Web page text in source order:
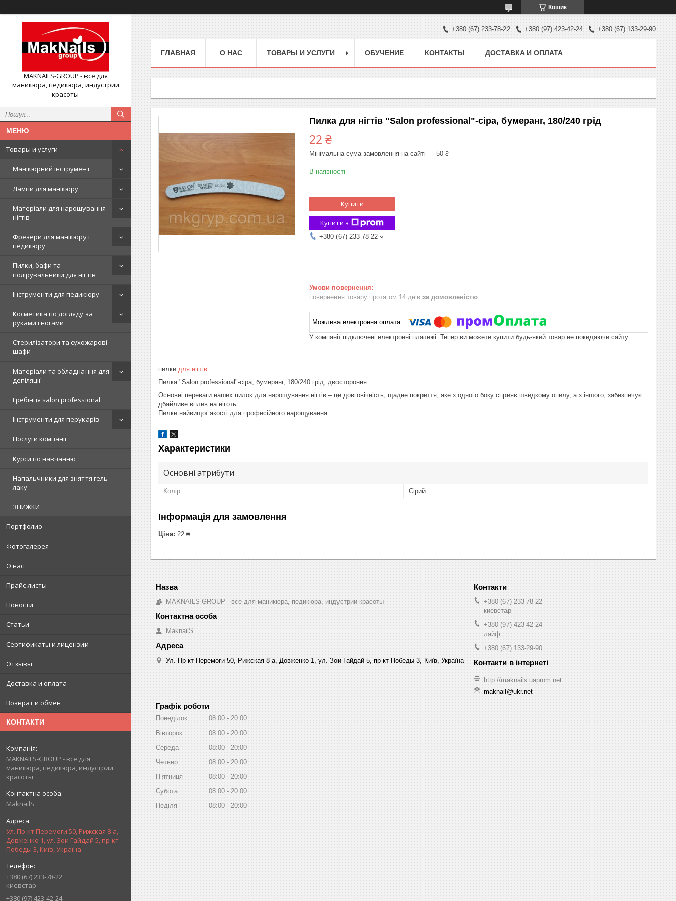
Кошик
MAKNAILS-GROUP - все для
маникюра, педикюра, индустрии
красоты
Товары и услуги
Манікюрний інструмент
Лампи для манікюру
Матеріали для нарощування
нігтів
Фрезери для манікюру і
педикюру
Пилки, бафи та
полірувальники для нігтів
Інструменти для педикюру
Косметика по догляду за
руками і ногами
Стерилізатори та сухожарові
шафи
Матеріали та обладнання для
депіляції
Гребінця salon professional
Інструменти для перукарів
Послуги компанії
Курси по навчанню
Напальчники для зняття гель
лаку
ЗНИЖКИ
Портфолио
Фотогалерея
О нас
Прайс-листы
Новости
Статьи
Сертификаты и лицензии
Отзывы
Доставка и оплата
Возврат и обмен
КОНТАКТИ
MAKNAILS-GROUP - все для
маникюра, педикюра, индустрии
красоты
MaknailS
Ул. Пр-кт Перемоги 50, Рижская 8-а,
Довженко 1, ул. Зои Гайдай 5, пр-кт
Победы 3, Київ, Україна
+380 (67) 233-78-22
киевстар
+380 (97) 423-42-24
+380 (67) 233-78-22 +380 (97) 423-42-24 +380 (67) 133-29-90
ГЛАВНАЯ О НАС ТОВАРЫ И УСЛУГИ ОБУЧЕНИЕ КОНТАКТЫ ДОСТАВКА И ОПЛАТА
Пилка для нігтів "Salon professional"-сіра, бумеранг, 180/240 грід
22 ₴
Мінімальна сума замовлення на сайті — 50 ₴
В наявності
Купити
Купити з
+380 (67) 233-78-22
повернення товару протягом 14 днів за домовленістю
У компанії підключені електронні платежі. Тепер ви можете купити будь-який товар не покидаючи сайту.
пилки для нігтів
Пилка "Salon professional"-сіра, бумеранг, 180/240 грід, двостороння
Основні переваги наших пилок для нарощування нігтів – це довговічність, щадне покриття, яке з одного боку сприяє швидкому опилу, а з іншого, забезпечує
дбайливе вплив на ніготь.
Пилки найвищої якості для професійного нарощування.
Характеристики
Основні атрибути
Колір Сірий
Інформація для замовлення
Ціна: 22 ₴
MAKNAILS-GROUP - все для маникюра, педикюра, индустрии красоты
MaknailS
Ул. Пр-кт Перемоги 50, Рижская 8-а, Довженко 1, ул. Зои Гайдай 5, пр-кт Победы 3, Київ, Україна
+380 (67) 233-78-22
киевстар
+380 (97) 423-42-24
лайф
+380 (67) 133-29-90
http://maknails.uaprom.net
maknail@ukr.net
Графік роботи
Понеділок 08:00
20:00
Вівторок
08:00
20:00
Середа
08:00
20:00
Четвер
08:00
20:00
Пʼятниця
08:00
20:00
Субота
08:00
20:00
Неділя
08:00 20:00